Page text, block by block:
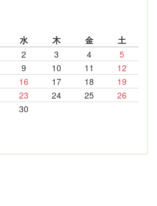
水 木 金
土
2 3 4
5
9 10 11
12
16 17 18
19
23 24 25
26
30